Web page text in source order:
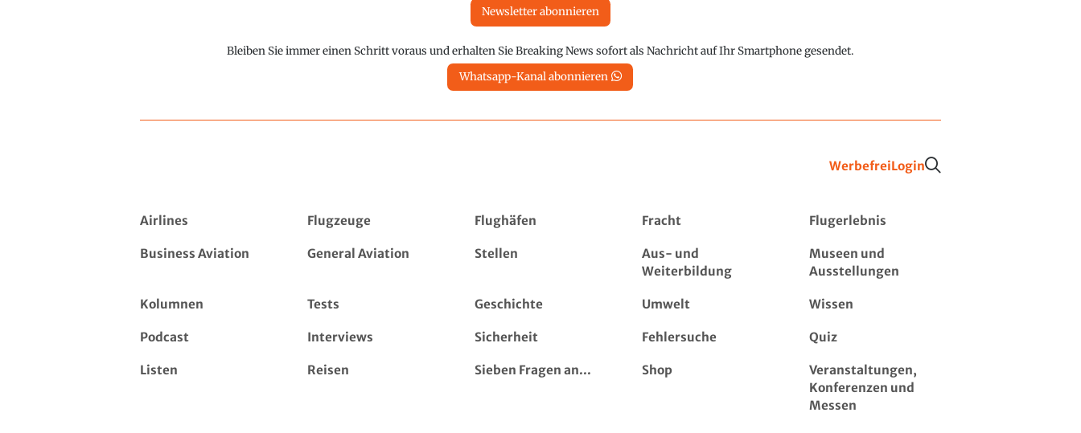
Newsletter abonnieren
Bleiben Sie immer einen Schritt voraus und erhalten Sie Breaking News sofort als Nachricht auf Ihr Smartphone gesendet.
Whatsapp-Kanal abonnieren
WerbefreiLogin
Airlines Flugzeuge Flughäfen Fracht Flugerlebnis
Business Aviation General Aviation Stellen
Aus- und
Weiterbildung
Museen und
Ausstellungen
Kolumnen Tests Geschichte Umwelt Wissen
Podcast Interviews Sicherheit Fehlersuche Quiz
Listen Reisen Sieben Fragen an... Shop
Veranstaltungen,
Konferenzen und
Messen